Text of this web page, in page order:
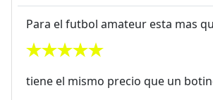
Para el futbol amateur esta mas
tiene el mismo precio que un